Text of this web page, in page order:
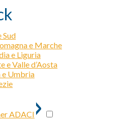
Sud
e Marche
e Liguria
e Valle d’Aosta
e Umbria
ADACI ›